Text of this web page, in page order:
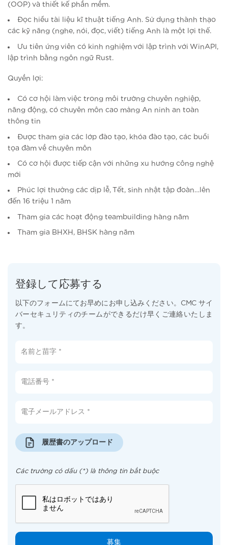
(OOP) và thiết kế phần mềm.
Đọc hiểu tài liệu kĩ thuật tiếng Anh. Sử dụng thành thạo
các kỹ năng (nghe, nói, đọc, viết) tiếng Anh là một lợi thế.
Ưu tiên ứng viên có kinh nghiệm với lập trình với WinAPI,
lập trình bằng ngôn ngữ Rust.
Quyền lợi:
Có cơ hội làm việc trong môi trường chuyên nghiệp,
năng động, có chuyên môn cao mảng An ninh an toàn
thông tin
Được tham gia các lớp đào tạo, khóa đào tạo, các buổi
tọa đàm về chuyên môn
Có cơ hội được tiếp cận với những xu hướng công nghệ
mới
Phúc lợi thưởng các dịp lễ, Tết, sinh nhật tập đoàn…lên
đến 16 triệu 1 năm
Tham gia các hoạt động teambuilding hàng năm
Tham gia BHXH, BHSK hàng năm
登録して応募する
以下のフォームにてお早めにお申し込みください。CMC サイ
バーセキュリティのチームができるだけ早くご連絡いたしま
す。
履歴書のアップロード
Các trường có dấu (*) là thông tin bắt buộc